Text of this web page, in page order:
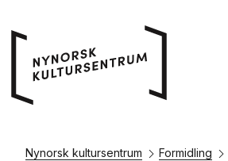
Nynorsk kultursentrum Formidling